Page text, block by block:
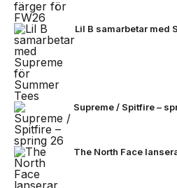
Lil B samarbetar med
Supreme / Spitfire –
The North Face